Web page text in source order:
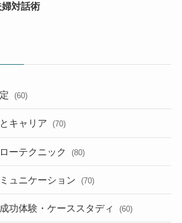
対話術
(60)
キャリア (70)
ーテクニック (80)
ュニケーション (70)
功体験・ケーススタディ (60)